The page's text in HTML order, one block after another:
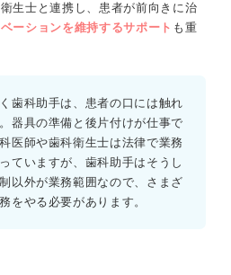
生士と連携し、患者が前向きに治
ーションを維持するサポート も重
歯科助手は、患者の口には触れ
器具の準備と後片付けが仕事で
医師や歯科衛生士は法律で業務
ていますが、歯科助手はそうし
以外が業務範囲なので、さまざ
をやる必要があります。